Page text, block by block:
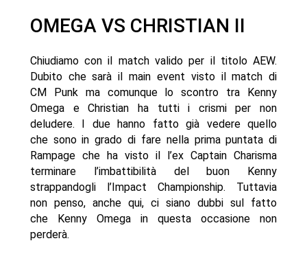
OMEGA VS CHRISTIAN II
Chiudiamo con il match valido per il titolo AEW.
Dubito che sarà il main event visto il match di
CM Punk ma comunque lo scontro tra Kenny
Omega e Christian ha tutti i crismi per non
deludere. I due hanno fatto già vedere quello
che sono in grado di fare nella prima puntata di
Rampage che ha visto il l’ex Captain Charisma
terminare l’imbattibilità del buon Kenny
strappandogli l’Impact Championship. Tuttavia
non penso, anche qui, ci siano dubbi sul fatto
che Kenny Omega in questa occasione non
perderà.